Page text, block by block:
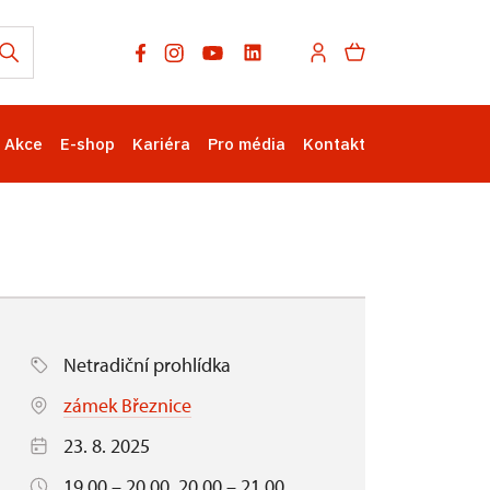
Akce E-shop Kariéra Pro média Kontakt
Netradiční prohlídka
zámek Březnice
23. 8. 2025